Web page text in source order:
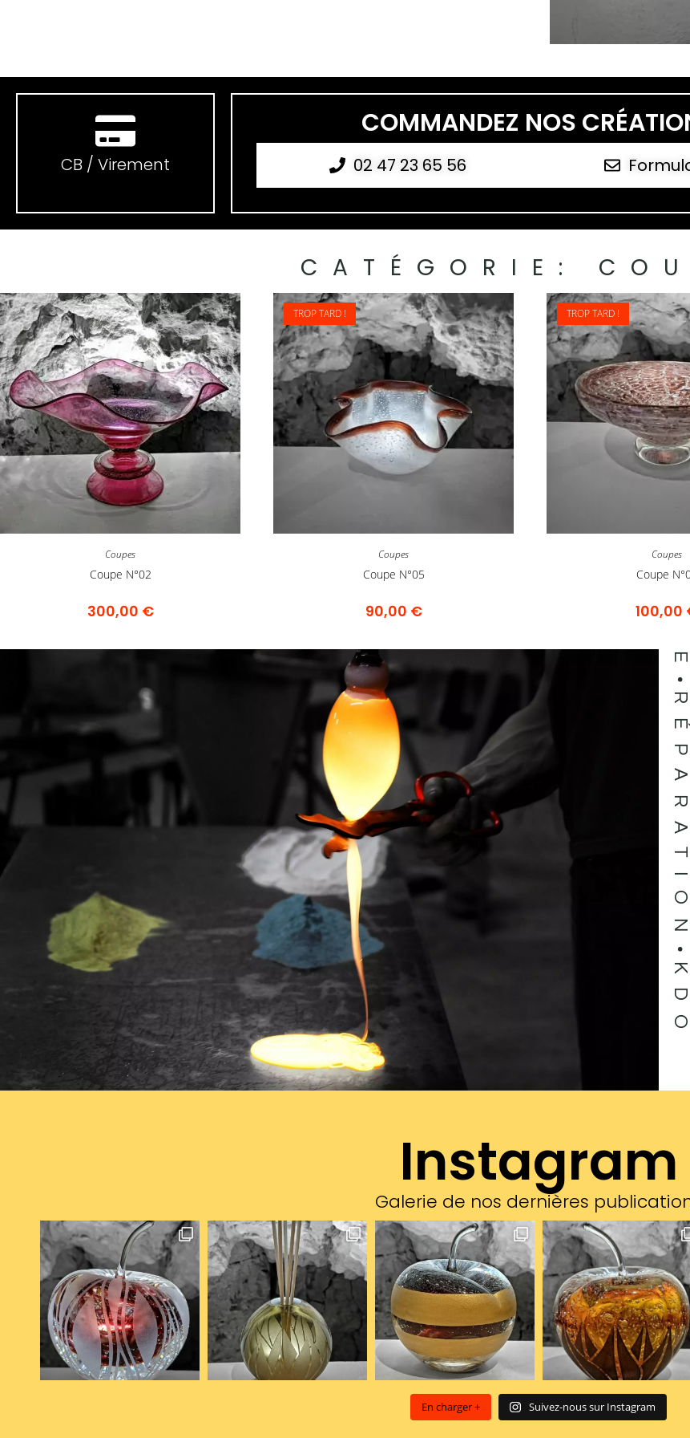
CB / Virement
COMMANDEZ NOS
02 47 23 65 56
CATÉGORIE:
Coupes
Coupe N°02
300,00 €
TROP TARD !
Coupes
Coupe N°05
90,00 €
TROP TARD !
Coupes
Coupe
100,00
VISITE
RÉPARATION
KDO
Instagram
Galerie de nos dernières
En charger + Suivez-nous sur Instagram